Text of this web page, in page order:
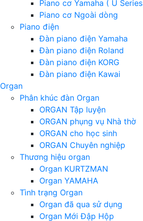
Piano cơ Yamaha ( U
Piano cơ Ngoài dòng
Piano điện
Đàn piano điện Yamaha
Đàn piano điện Roland
Đàn piano điện KORG
Đàn piano điện Kawai
Organ
Phân khúc đàn Organ
ORGAN Tập luyện
ORGAN phụng vụ Nhà thờ
ORGAN cho học sinh
ORGAN Chuyên nghiệp
Thương hiệu organ
Organ KURTZMAN
Organ YAMAHA
Tình trạng Organ
Organ đã qua sử dụng
Organ Mới Đập Hộp